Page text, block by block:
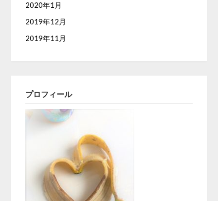
2020年1月
2019年12月
2019年11月
プロフィール